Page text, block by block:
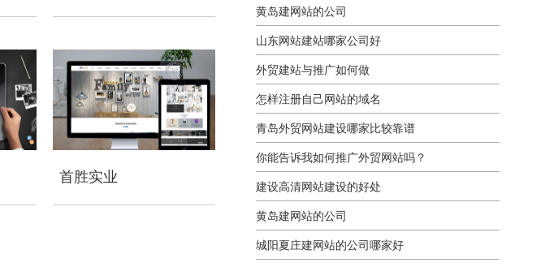
首胜实业
黄岛建网站的公司
山东网站建站哪家公司好
外贸建站与推广如何做
怎样注册自己网站的域名
青岛外贸网站建设哪家比较靠谱
你能告诉我如何推广外贸网站吗？
建设高清网站建设的好处
黄岛建网站的公司
城阳夏庄建网站的公司哪家好